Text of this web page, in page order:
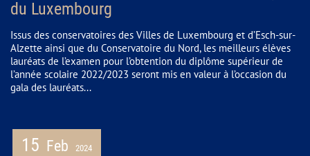
du Luxembourg
Issus des conservatoires des Villes de Luxembourg et d’Esch-sur-
Alzette ainsi que du Conservatoire du Nord, les meilleurs élèves
lauréats de l’examen pour l’obtention du diplôme supérieur de
l’année scolaire 2022/2023 seront mis en valeur à l’occasion du
gala des lauréats...
15 Feb 2024